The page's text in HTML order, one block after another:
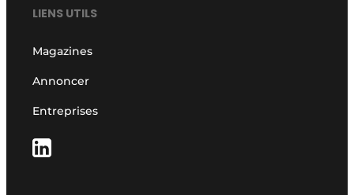
LIENS UTILS
Magazines
Annoncer
Entreprises